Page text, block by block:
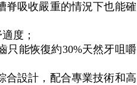
脊吸收嚴重的情況下也能確
度；
只能恢復約30%天然牙咀嚼
合設計，配合專業技術和高